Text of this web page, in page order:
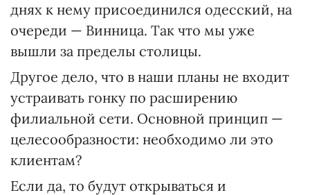
днях к нему присоединился одесский, на
очереди — Винница. Так что мы уже
вышли за пределы столицы.
Другое дело, что в наши планы не входит
устраивать гонку по расширению
филиальной сети. Основной принцип —
целесообразности: необходимо ли это
клиентам?
Если да, то будут открываться и